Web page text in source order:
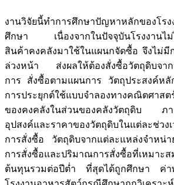
งานวิจัยนี้ทำการศึกษาปัญหาหลักของโร
ศึกษา เนื่องจากในปัจจุบันโรงงานไม่
สินค้าคงคลังมาใช้ในแผนกจัดซื้อ จึงไม่มี
ล่วงหน้า ส่งผลให้ต้องสั่งซื้อวัตถุดิบจาก
การ สั่งซื้อตามแผนการ วัตถุประสงค์ห
การประยุกต์ใช้แบบจำลองทางคณิตศาส
ของคงคลังในส่วนของคลังวัตถุดิบ ภา
อุปสงค์และราคาของวัตถุดิบในแต่ละช่ว
การสั่งซื้อ วัตถุดิบจากแต่ละแหล่งจำหน่า
การสั่งซื้อและปริมาณการสั่งซื้อที่เหมาะ
ต้นทุนรวมต่อปีต่ำ ที่สุดได้ถูกศึกษา ค่าพ